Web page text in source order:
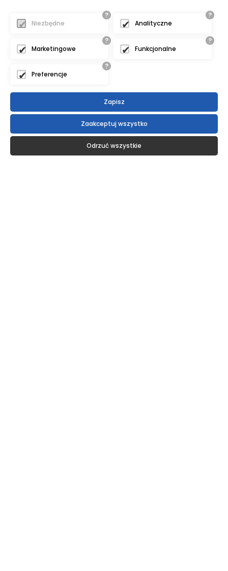
?
Niezbędne
?
Analityczne
?
Marketingowe
?
Funkcjonalne
?
Preferencje
Zapisz
Zaakceptuj wszystko
Odrzuć wszystkie